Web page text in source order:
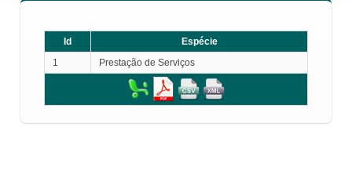
Id
Espécie
1
Prestação de Serviços